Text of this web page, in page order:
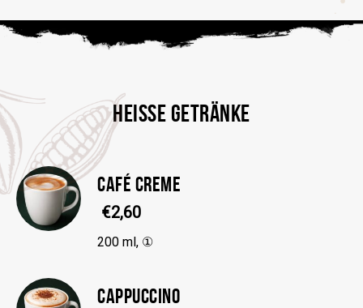
HEISSE GETRÄNKE
CAFÉ CREME
€2,60
200 ml, ①
CAPPUCCINO